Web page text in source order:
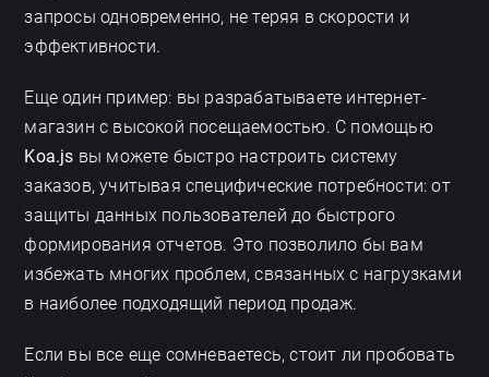
запросы одновременно, не теряя в скорости и
эффективности.
Еще один пример: вы разрабатываете интернет-
магазин с высокой посещаемостью. С помощью
Koa.js вы можете быстро настроить систему
заказов, учитывая специфические потребности: от
защиты данных пользователей до быстрого
формирования отчетов. Это позволило бы вам
избежать многих проблем, связанных с нагрузками
в наиболее подходящий период продаж.
Если вы все еще сомневаетесь, стоит ли пробовать